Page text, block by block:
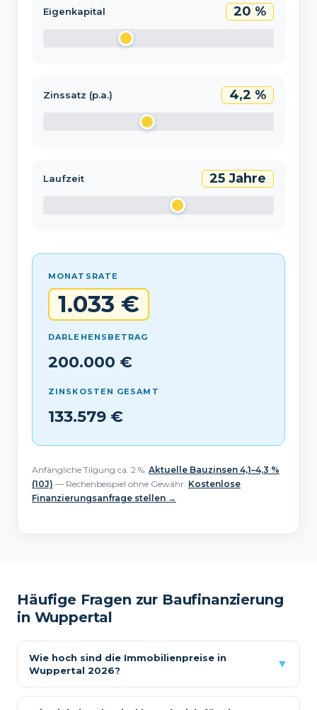
Eigenkapital 20 %
Zinssatz (p.a.) 4,2 %
Laufzeit 25 Jahre
MONATSRATE
1.033 €
DARLEHENSBETRAG
200.000 €
ZINSKOSTEN GESAMT
133.579 €
Anfängliche Tilgung ca. 2 %. Aktuelle Bauzinsen 4,1–4,3 %
(10J) — Rechenbeispiel ohne Gewähr. Kostenlose
Finanzierungsanfrage stellen →
Häufige Fragen zur Baufinanzierung
in Wuppertal
Wie hoch sind die Immobilienpreise in
Wuppertal 2026?
▼